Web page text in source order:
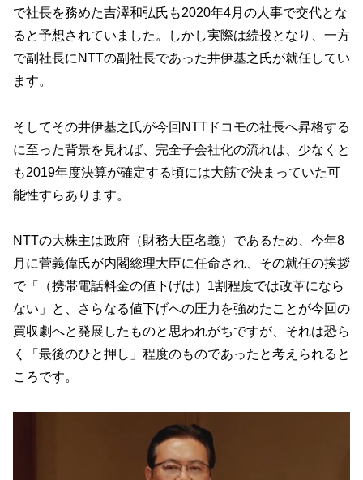
で社長を務めた吉澤和弘氏も2020年4月の人事で交代とな
ると予想されていました。しかし実際は続投となり、一方
で副社長にNTTの副社長であった井伊基之氏が就任してい
ます。
そしてその井伊基之氏が今回NTTドコモの社長へ昇格する
に至った背景を見れば、完全子会社化の流れは、少なくと
も2019年度決算が確定する頃には大筋で決まっていた可
能性すらあります。
NTTの大株主は政府（財務大臣名義）であるため、今年8
月に菅義偉氏が内閣総理大臣に任命され、その就任の挨拶
で「（携帯電話料金の値下げは）1割程度では改革になら
ない」と、さらなる値下げへの圧力を強めたことが今回の
買収劇へと発展したものと思われがちですが、それは恐ら
く「最後のひと押し」程度のものであったと考えられると
ころです。